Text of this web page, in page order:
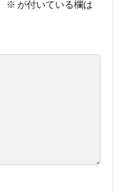
※ が付いている欄は